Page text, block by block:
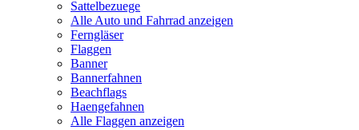
Sattelbezuege
Alle Auto und Fahrrad anzeigen
Ferngläser
Flaggen
Banner
Bannerfahnen
Beachflags
Haengefahnen
Alle Flaggen anzeigen